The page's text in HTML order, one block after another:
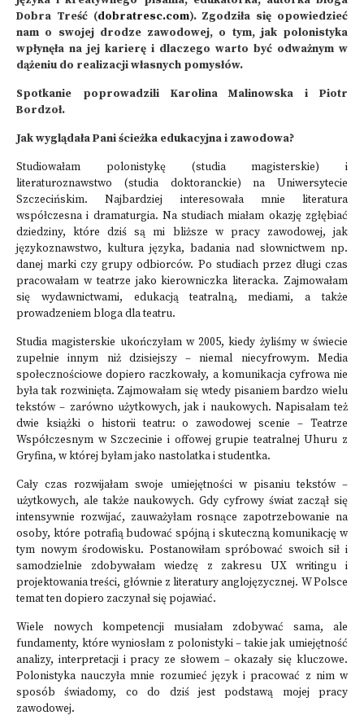
Dobra Treść (dobratresc.com). Zgodziła się opowiedzieć
nam o swojej drodze zawodowej, o tym, jak polonistyka
wpłynęła na jej karierę i dlaczego warto być odważnym w
dążeniu do realizacji własnych pomysłów.
Spotkanie poprowadzili Karolina Malinowska i Piotr
Bordzoł.
Jak wyglądała Pani ścieżka edukacyjna i zawodowa?
Studiowałam polonistykę (studia magisterskie) i
literaturoznawstwo (studia doktoranckie) na Uniwersytecie
Szczecińskim. Najbardziej interesowała mnie literatura
współczesna i dramaturgia. Na studiach miałam okazję zgłębiać
dziedziny, które dziś są mi bliższe w pracy zawodowej, jak
językoznawstwo, kultura języka, badania nad słownictwem np.
danej marki czy grupy odbiorców. Po studiach przez długi czas
pracowałam w teatrze jako kierowniczka literacka. Zajmowałam
się wydawnictwami, edukacją teatralną, mediami, a także
prowadzeniem bloga dla teatru.
Studia magisterskie ukończyłam w 2005, kiedy żyliśmy w świecie
zupełnie innym niż dzisiejszy – niemal niecyfrowym. Media
społecznościowe dopiero raczkowały, a komunikacja cyfrowa nie
była tak rozwinięta. Zajmowałam się wtedy pisaniem bardzo wielu
tekstów – zarówno użytkowych, jak i naukowych. Napisałam też
dwie książki o historii teatru: o zawodowej scenie – Teatrze
Współczesnym w Szczecinie i offowej grupie teatralnej Uhuru z
Gryfina, w której byłam jako nastolatka i studentka.
Cały czas rozwijałam swoje umiejętności w pisaniu tekstów –
użytkowych, ale także naukowych. Gdy cyfrowy świat zaczął się
intensywnie rozwijać, zauważyłam rosnące zapotrzebowanie na
osoby, które potrafią budować spójną i skuteczną komunikację w
tym nowym środowisku. Postanowiłam spróbować swoich sił i
samodzielnie zdobywałam wiedzę z zakresu UX writingu i
projektowania treści, głównie z literatury anglojęzycznej. W Polsce
temat ten dopiero zaczynał się pojawiać.
Wiele nowych kompetencji musiałam zdobywać sama, ale
fundamenty, które wyniosłam z polonistyki – takie jak umiejętność
analizy, interpretacji i pracy ze słowem – okazały się kluczowe.
Polonistyka nauczyła mnie rozumieć język i pracować z nim w
sposób świadomy, co do dziś jest podstawą mojej pracy
zawodowej.